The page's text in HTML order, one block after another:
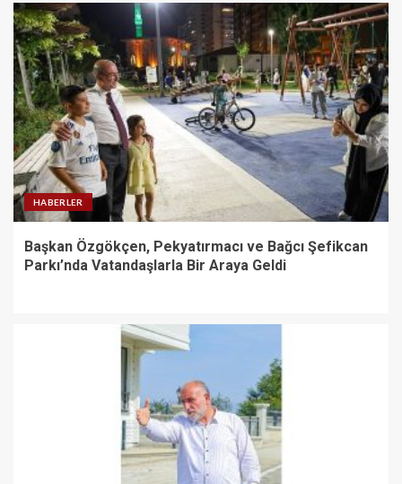
HABERLER
Başkan Özgökçen, Pekyatırmacı ve Bağcı Şefikcan
Parkı’nda Vatandaşlarla Bir Araya Geldi